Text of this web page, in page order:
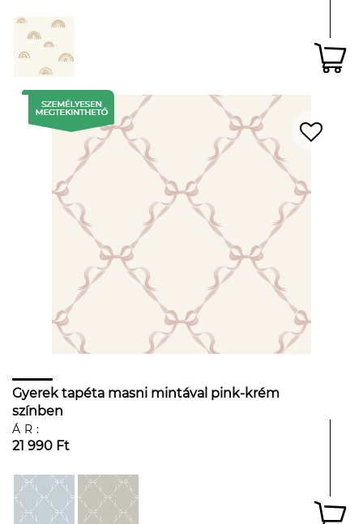
Gyerek tapéta masni mintával pink-krém
színben
ÁR:
21 990 Ft